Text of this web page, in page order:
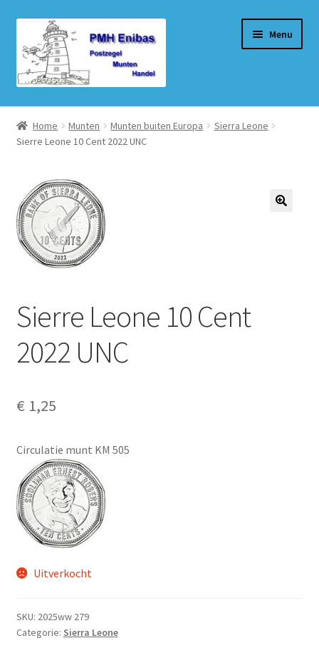
door
naar
navigatie
naar
de
inhoud
Menu
Home
Beurzen
Winkel
Winkelmand
Afrekenen
Home Munten Munten buiten Europa
Sierra Leone
Sierre Leone 10 Cent 2022 UNC
Sierre Leone 10 Cent
2022 UNC
€ 1,25
Circulatie munt KM 505
Uitverkocht
SKU: 2025ww 279
Categorie: Sierra Leone